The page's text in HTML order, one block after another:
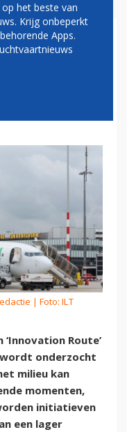
| Foto: ILT
Route’
onderzocht
milieu kan
momenten,
initiatieven
een lager
het beste van
Krijg onbeperkt
Apps.